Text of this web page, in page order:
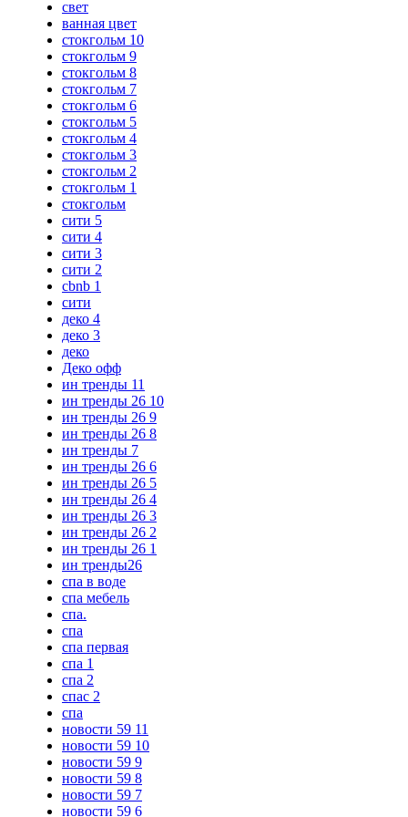
свет
ванная цвет
стокгольм 10
стокгольм 9
стокгольм 8
стокгольм 7
стокгольм 6
стокгольм 5
стокгольм 4
стокгольм 3
стокгольм 2
стокгольм 1
стокгольм
сити 5
сити 4
сити 3
сити 2
cbnb 1
сити
деко 4
деко 3
деко
Деко офф
ин тренды 11
ин тренды 26 10
ин тренды 26 9
ин тренды 26 8
ин тренды 7
ин тренды 26 6
ин тренды 26 5
ин тренды 26 4
ин тренды 26 3
ин тренды 26 2
ин тренды 26 1
ин тренды26
спа в воде
спа мебель
спа.
спа
спа первая
спа 1
спа 2
спас 2
спа
новости 59 11
новости 59 10
новости 59 9
новости 59 8
новости 59 7
новости 59 6